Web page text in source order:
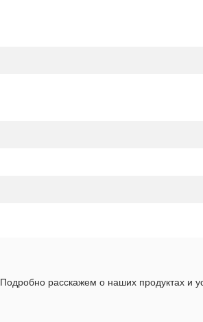
Подробно расскажем о наших продуктах и